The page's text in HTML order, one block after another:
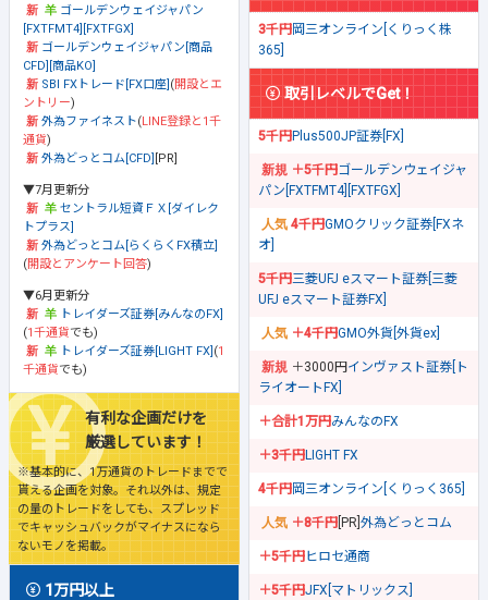
ゴールデンウェイジャパン
[FXTFMT4][FXTFGX]
ゴールデンウェイジャパン[商品
CFD][商品KO]
SBI FXトレード[FX口座] (開設とエ
ントリー)
外為ファイネスト(LINE登録と1千
通貨)
外為どっとコム[CFD] [PR]
▼7月更新分
セントラル短資ＦＸ[ダイレク
トプラス]
外為どっとコム[らくらくFX積立]
(開設とアンケート回答)
▼6月更新分
トレイダーズ証券[みんなのFX]
(1千通貨でも)
トレイダーズ証券[LIGHT FX] (1
千通貨でも)
有利な企画だけを
厳選しています！
※基本的に、1万通貨のトレードまでで
貰える企画を対象。それ以外は、規定
の量のトレードをしても、スプレッド
でキャッシュバックがマイナスになら
ないモノを掲載。
1万円以上
3千円岡三オンライン[くりっく株
365]
取引レベルでGet！
5千円Plus500JP証券[FX]
＋5千円ゴールデンウェイジャ
パン[FXTFMT4][FXTFGX]
4千円GMOクリック証券[FXネ
オ]
5千円三菱UFJ eスマート証券[三菱
UFJ eスマート証券FX]
＋4千円GMO外貨[外貨ex]
＋3000円 インヴァスト証券[ト
ライオートFX]
＋合計1万円みんなのFX
＋3千円LIGHT FX
4千円岡三オンライン[くりっく365]
＋8千円 [PR] 外為どっとコム
＋5千円ヒロセ通商
＋5千円JFX[マトリックス]